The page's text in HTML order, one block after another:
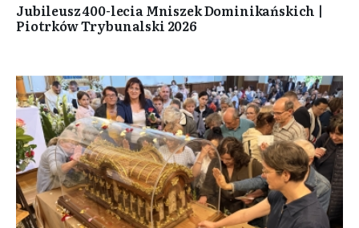
Jubileusz 400-lecia Mniszek Dominikańskich |
Piotrków Trybunalski 2026